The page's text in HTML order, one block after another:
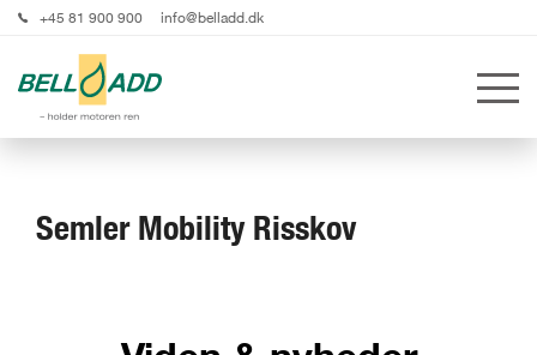
+45 81 900 900 info@belladd.dk
Semler Mobility Risskov